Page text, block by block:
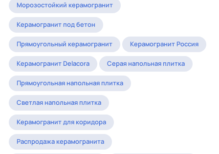
Морозостойкий керамогранит
Керамогранит под бетон
Прямоугольный керамогранит Керамогранит Россия
Керамогранит Delacora Серая напольная плитка
Прямоугольная напольная плитка
Светлая напольная плитка
Керамогранит для коридора
Распродажа керамогранита